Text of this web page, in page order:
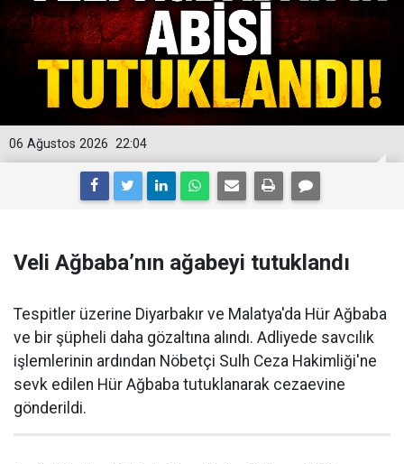
22:04
06 Ağustos 2026
Veli Ağbaba’nın ağabeyi tutuklandı
Tespitler üzerine Diyarbakır ve Malatya'da Hür Ağbaba
ve bir şüpheli daha gözaltına alındı. Adliyede savcılık
işlemlerinin ardından Nöbetçi Sulh Ceza Hakimliği'ne
sevk edilen Hür Ağbaba tutuklanarak cezaevine
gönderildi.